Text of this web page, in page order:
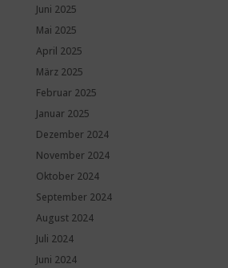
Juni 2025
Mai 2025
April 2025
März 2025
Februar 2025
Januar 2025
Dezember 2024
November 2024
Oktober 2024
September 2024
August 2024
Juli 2024
Juni 2024